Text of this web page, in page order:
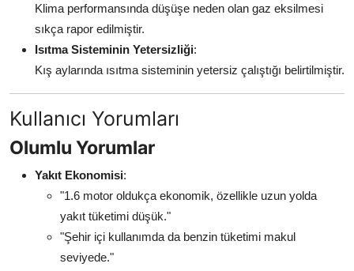
Klima performansında düşüşe neden olan gaz eksilmesi
sıkça rapor edilmiştir.
Isıtma Sisteminin Yetersizliği:
Kış aylarında ısıtma sisteminin yetersiz çalıştığı belirtilmiştir.
Kullanıcı Yorumları
Olumlu Yorumlar
Yakıt Ekonomisi:
"1.6 motor oldukça ekonomik, özellikle uzun yolda
yakıt tüketimi düşük."
"Şehir içi kullanımda da benzin tüketimi makul
seviyede."